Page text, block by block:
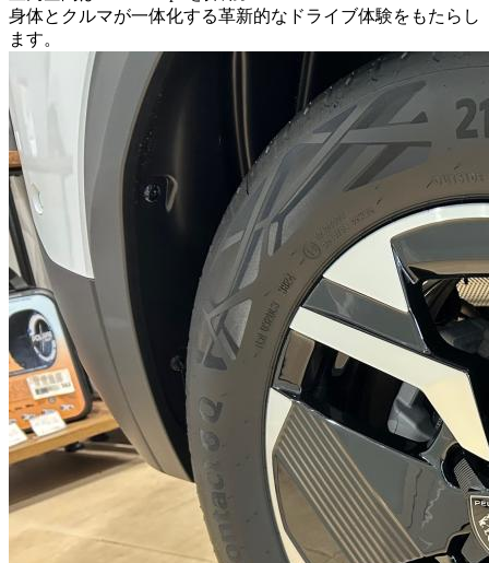
身体とクルマが一体化する革新的なドライブ体験をもたらし
ます。